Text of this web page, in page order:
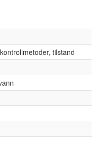
tilstand